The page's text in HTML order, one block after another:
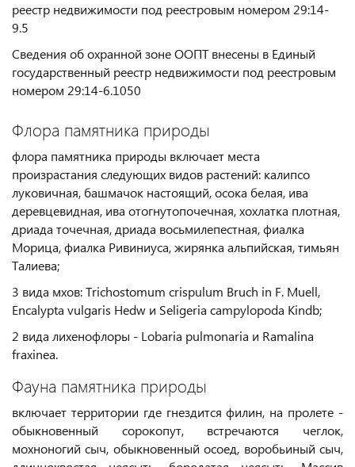
реестр недвижимости под реестровым номером 29:14-
9.5
Сведения об охранной зоне ООПТ внесены в Единый
государственный реестр недвижимости под реестровым
номером 29:14-6.1050
Флора памятника природы
флора памятника природы включает места
произрастания следующих видов растений: калипсо
луковичная, башмачок настоящий, осока белая, ива
деревцевидная, ива отогнутопочечная, хохлатка плотная,
дриада точечная, дриада восьмилепестная, фиалка
Морица, фиалка Ривиниуса, жирянка альпийская, тимьян
Талиева;
3 вида мхов: Trichostomum crispulum Bruch in F. Muell,
Encalypta vulgaris Hedw и Seligeria campylopoda Kindb;
2 вида лихенофлоры - Lobaria pulmonaria и Ramalina
fraxinea.
Фауна памятника природы
включает территории где гнездится филин, на пролете -
обыкновенный сорокопут, встречаются чеглок,
мохноногий сыч, обыкновенный осоед, воробьиный сыч,